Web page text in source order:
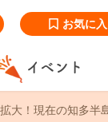
お気に
イベント
大！現在の知多半